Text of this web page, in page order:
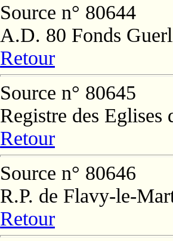
Source n° 80644
A.D. 80 Fonds
Retour
Source n° 80645
Registre des Eglises
Retour
Source n° 80646
R.P. de Flavy-le-
Retour